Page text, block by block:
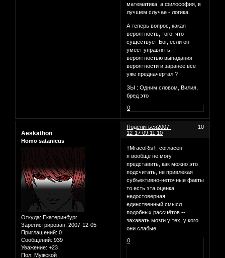
математика, а философия, в
лучшем случае - логика.
А теперь вопрос, какая
вероятность, того, что
существует Бог, если он
умеет управлять
вероятностью выпадания
вероятности и заранее все
уже предначертал ?
ЗЫ : Одним словом, Вилия,
бред это
0
Поделиться 10
2007-
12-17 09:11:10
Aeskathon
Homo satanicus
Откуда: Екатеринбург
Зарегистрирован: 2007-12-05
Приглашений: 0
Сообщений: 939
Уважение: +23
Пол: Мужской
†MracoRis†, согласен
я вообще не могу
представить, как можно это
подсчитать, не привлекая
субъективно-неточные факты
то есть эта оценка
недостоверная
единственный смысл
подобных рассчётов --
захавать мозги у тех, у кого
они слабые
0